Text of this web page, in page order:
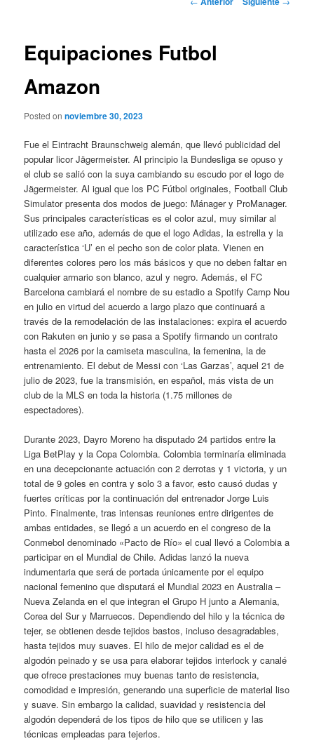
Equipaciones Futbol
Amazon
Posted onnoviembre 30, 2023
Fue el Eintracht Braunschweig alemán, que llevó publicidad del
popular licor Jägermeister. Al principio la Bundesliga se opuso y
el club se salió con la suya cambiando su escudo por el logo de
Jägermeister. Al igual que los PC Fútbol originales, Football Club
Simulator presenta dos modos de juego: Mánager y ProManager.
Sus principales características es el color azul, muy similar al
utilizado ese año, además de que el logo Adidas, la estrella y la
característica ‘U’ en el pecho son de color plata. Vienen en
diferentes colores pero los más básicos y que no deben faltar en
cualquier armario son blanco, azul y negro. Además, el FC
Barcelona cambiará el nombre de su estadio a Spotify Camp Nou
en julio en virtud del acuerdo a largo plazo que continuará a
través de la remodelación de las instalaciones: expira el acuerdo
con Rakuten en junio y se pasa a Spotify firmando un contrato
hasta el 2026 por la camiseta masculina, la femenina, la de
entrenamiento. El debut de Messi con ‘Las Garzas’, aquel 21 de
julio de 2023, fue la transmisión, en español, más vista de un
club de la MLS en toda la historia (1.75 millones de
espectadores).
Durante 2023, Dayro Moreno ha disputado 24 partidos entre la
Liga BetPlay y la Copa Colombia. Colombia terminaría eliminada
en una decepcionante actuación con 2 derrotas y 1 victoria, y un
total de 9 goles en contra y solo 3 a favor, esto causó dudas y
fuertes críticas por la continuación del entrenador Jorge Luis
Pinto. Finalmente, tras intensas reuniones entre dirigentes de
ambas entidades, se llegó a un acuerdo en el congreso de la
Conmebol denominado «Pacto de Río» el cual llevó a Colombia a
participar en el Mundial de Chile. Adidas lanzó la nueva
indumentaria que será de portada únicamente por el equipo
nacional femenino que disputará el Mundial 2023 en Australia –
Nueva Zelanda en el que integran el Grupo H junto a Alemania,
Corea del Sur y Marruecos. Dependiendo del hilo y la técnica de
tejer, se obtienen desde tejidos bastos, incluso desagradables,
hasta tejidos muy suaves. El hilo de mejor calidad es el de
algodón peinado y se usa para elaborar tejidos interlock y canalé
que ofrece prestaciones muy buenas tanto de resistencia,
comodidad e impresión, generando una superficie de material liso
y suave. Sin embargo la calidad, suavidad y resistencia del
algodón dependerá de los tipos de hilo que se utilicen y las
técnicas empleadas para tejerlos.